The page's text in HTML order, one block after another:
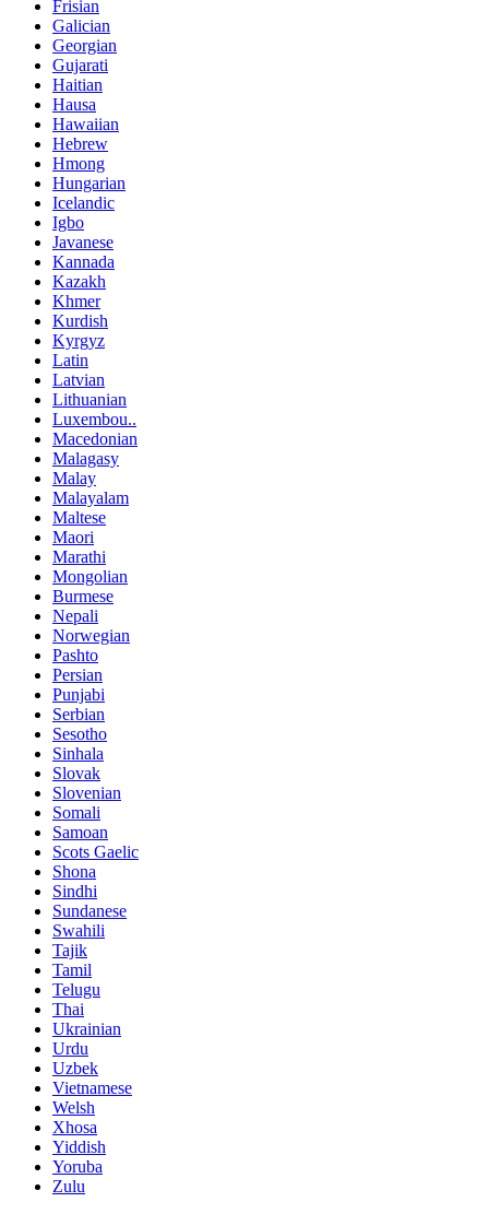
Frisian
Galician
Georgian
Gujarati
Haitian
Hausa
Hawaiian
Hebrew
Hmong
Hungarian
Icelandic
Igbo
Javanese
Kannada
Kazakh
Khmer
Kurdish
Kyrgyz
Latin
Latvian
Lithuanian
Luxembou..
Macedonian
Malagasy
Malay
Malayalam
Maltese
Maori
Marathi
Mongolian
Burmese
Nepali
Norwegian
Pashto
Persian
Punjabi
Serbian
Sesotho
Sinhala
Slovak
Slovenian
Somali
Samoan
Scots Gaelic
Shona
Sindhi
Sundanese
Swahili
Tajik
Tamil
Telugu
Thai
Ukrainian
Urdu
Uzbek
Vietnamese
Welsh
Xhosa
Yiddish
Yoruba
Zulu